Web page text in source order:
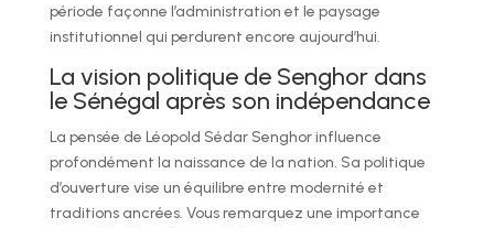
période façonne l’administration et le paysage
institutionnel qui perdurent encore aujourd’hui.
La vision politique de Senghor dans
le Sénégal après son indépendance
La pensée de Léopold Sédar Senghor influence
profondément la naissance de la nation. Sa politique
d’ouverture vise un équilibre entre modernité et
traditions ancrées. Vous remarquez une importance